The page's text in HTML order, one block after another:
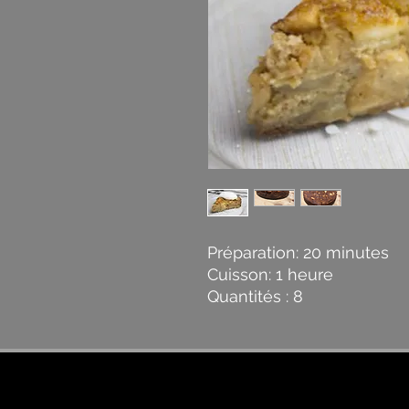
Préparation: 20 minutes
Cuisson: 1 heure
Quantités : 8